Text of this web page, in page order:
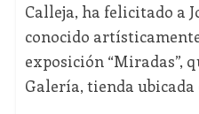
Calleja, ha felicitado a
conocido
exposición “Miradas”,
Galería, tienda ubicada